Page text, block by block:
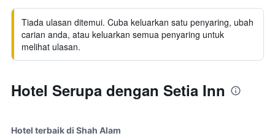
Tiada ulasan ditemui. Cuba keluarkan satu penyaring, ubah
carian anda, atau keluarkan semua penyaring untuk
melihat ulasan.
Hotel Serupa dengan Setia Inn
Hotel terbaik di Shah Alam